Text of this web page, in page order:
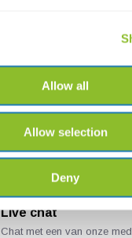
Allow all
Allow selection
Deny
Live chat
Chat met een van onze